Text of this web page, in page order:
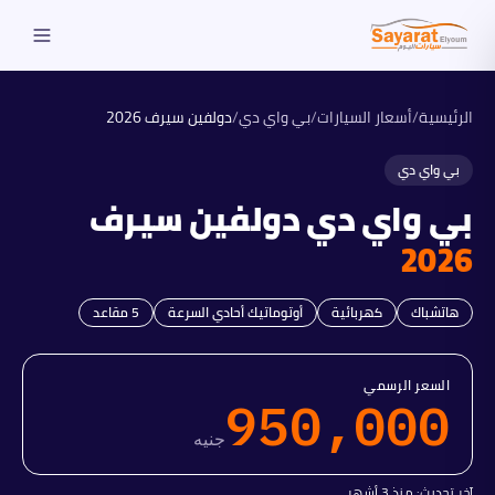
الرئيسية/أسعار السيارات/بي واي دي/دولفين سيرف2026
بي واي دي
بي واي ديدولفين سيرف
2026
هاتشباك كهربائية أوتوماتيك أحادي السرعة 5مقاعد
السعر الرسمي
950,000جنيه